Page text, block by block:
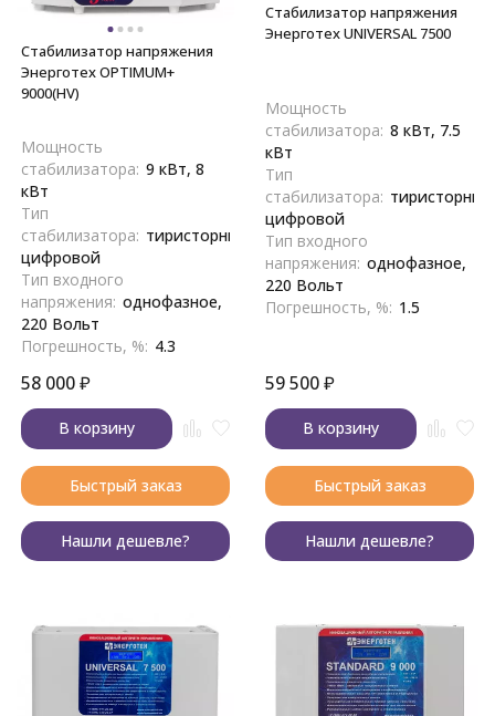
Стабилизатор напряжения
Энерготех OPTIMUM+
9000(HV)
Мощность
стабилизатора: 9 кВт, 8
кВт
Тип
стабилизатора: тиристорный,
цифровой
Тип входного
напряжения: однофазное,
220 Вольт
Погрешность, %: 4.3
58 000₽
В корзину
Быстрый заказ
Нашли дешевле?
Стабилизатор напряжения
Энерготех UNIVERSAL 7500
Мощность
стабилизатора: 8 кВт, 7.5
кВт
Тип
стабилизатора:
цифровой
Тип входного
напряжения: однофазное,
220 Вольт
Погрешность, %: 1.5
59 500₽
В корзину
Быстрый заказ
Нашли дешевле?